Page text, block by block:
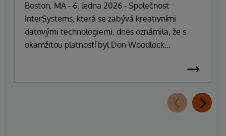
Boston, MA - 6. ledna 2026 - Společnost
InterSystems, která se zabývá kreativními
datovými technologiemi, dnes oznámila, že s
okamžitou platností byl Don Woodlock
"Terry" Ragon se po více než 47 letech vedení